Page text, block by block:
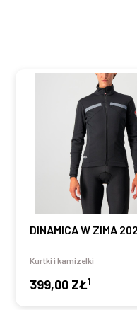
DINAMICA W ZIMA
Kurtki i kamizelki
399,00 ZŁ1